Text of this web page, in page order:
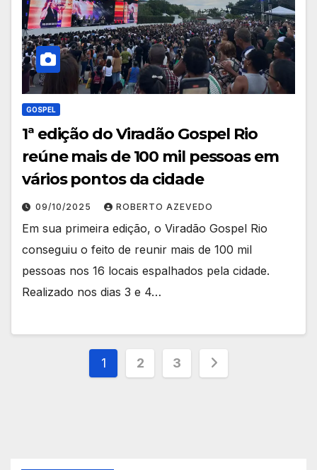
GOSPEL
1ª edição do Viradão Gospel Rio
reúne mais de 100 mil pessoas em
vários pontos da cidade
09/10/2025 ROBERTO AZEVEDO
Em sua primeira edição, o Viradão Gospel Rio
conseguiu o feito de reunir mais de 100 mil
pessoas nos 16 locais espalhados pela cidade.
Realizado nos dias 3 e 4…
Paginação
1 2 3